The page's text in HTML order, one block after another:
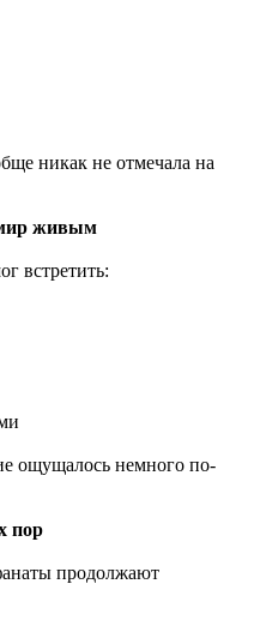
никак не отмечала на
живым
встретить:
ощущалось немного по-
пор
продолжают